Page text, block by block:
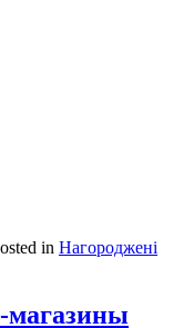
in Нагороджені
магазины